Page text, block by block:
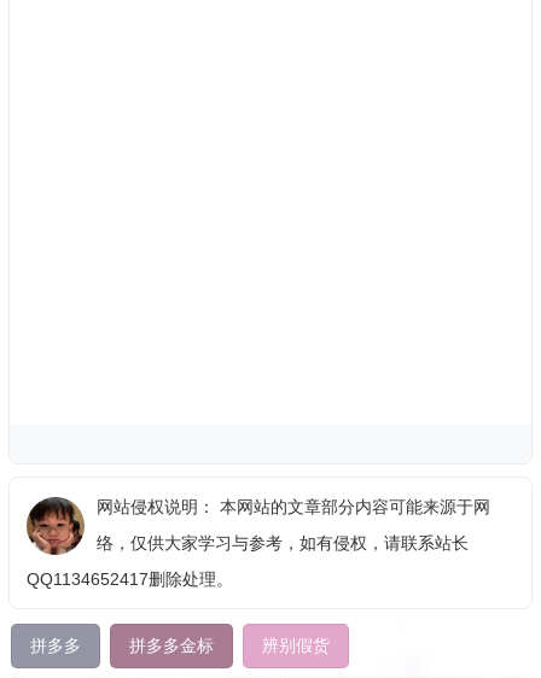
网站侵权说明： 本网站的文章部分内容可能来源于网
络，仅供大家学习与参考，如有侵权，请联系站长
QQ1134652417删除处理。
拼多多 拼多多金标 辨别假货